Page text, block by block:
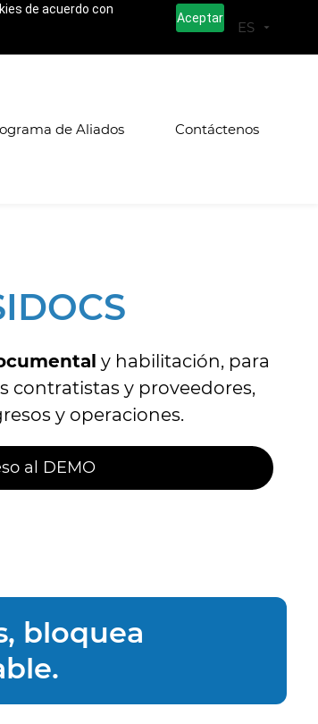
de acuerdo con
Aceptar
de Aliados Contáctenos
y habilitación, para
contratistas y proveedores,
y operaciones.
al DEMO
bloquea